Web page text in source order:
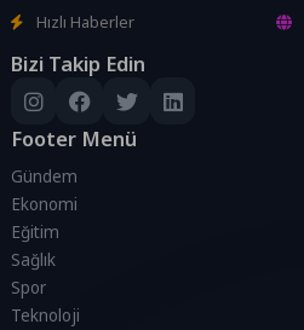
Hızlı Haberler
Bizi Takip Edin
Footer Menü
Gündem
Ekonomi
Eğitim
Sağlık
Spor
Teknoloji